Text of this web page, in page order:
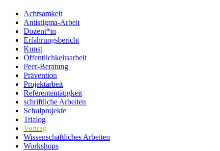
Achtsamkeit
Antistigma-Arbeit
Dozent*in
Erfahrungsbericht
Kunst
Öffentlichkeitsarbeit
Peer-Beratung
Prävention
Projektarbeit
Referententätigkeit
schriftliche Arbeiten
Schulprojekte
Trialog
Vortrag
Wissenschaftliches Arbeiten
Workshops